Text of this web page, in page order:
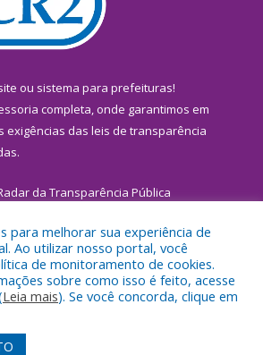
ou sistema para prefeituras!
completa, onde garantimos em
exigências das leis de transparência
da Transparência Pública
reservados a Prefeitura Municipal de
Inhangapi.
Área Administrativa
para melhorar sua experiência de
Ao utilizar nosso portal, você
de monitoramento de cookies.
sobre como isso é feito, acesse
Leia mais). Se você concorda, clique em